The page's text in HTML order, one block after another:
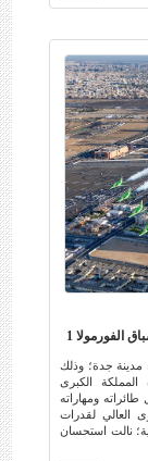
1
جدة؛ وذلك
الكبرى
ومهاراته
لقدرات
نالت استحسان